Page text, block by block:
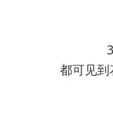
3
都可见到